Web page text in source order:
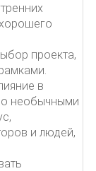
проекта,
в
необычными
и людей,